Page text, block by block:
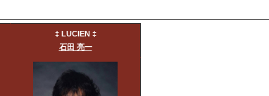
‡ LUCIEN ‡
石田 亮一